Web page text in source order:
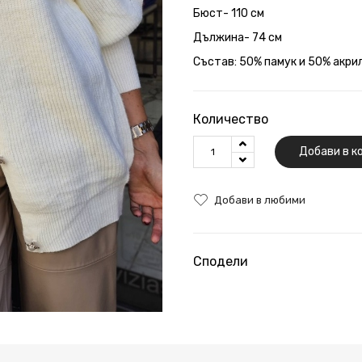
Бюст- 110 см
Дължина- 74 см
Състав: 50% памук и 50%
Количество
Добави в
Добави в любими
Сподели